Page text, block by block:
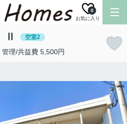
お気に入り
0
Ⅱ 空室2
管理/共益費 5,500円